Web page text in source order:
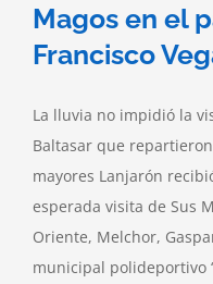
Magos en el
Francisco
La lluvia no impidió la
Baltasar que
mayores Lanjarón
esperada visita de Sus
Oriente, Melchor,
municipal polideportivo